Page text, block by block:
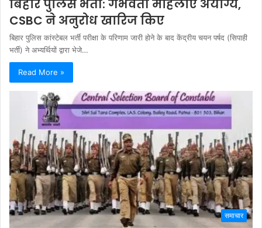
बिहार पुलिस भर्ती: गर्भवती महिलाएं अयोग्य,
CSBC ने अनुरोध खारिज किए
बिहार पुलिस कांस्टेबल भर्ती परीक्षा के परिणाम जारी होने के बाद केंद्रीय चयन पर्षद (सिपाही
भर्ती) ने अभ्यर्थियों द्वारा भेजे…
Read More »
समाचार